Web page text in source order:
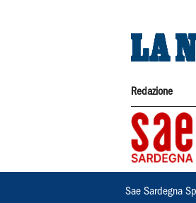
Redazione
Sae Sardegna